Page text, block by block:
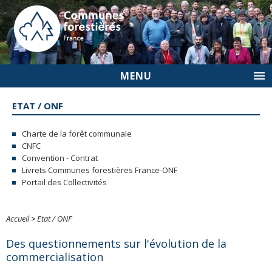
MENU
ETAT / ONF
Charte de la forêt communale
CNFC
Convention - Contrat
Livrets Communes forestières France-ONF
Portail des Collectivités
Accueil>Etat / ONF
Des questionnements sur l'évolution de la
commercialisation